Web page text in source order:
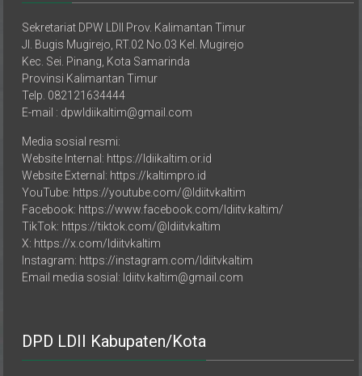
Jl. Bugis Mugirejo, RT.02 No.03 Kel. Mugirejo
Kec. Sei. Pinang, Kota Samarinda
Provinsi Kalimantan Timur
Telp. 082121634444
E-mail : dpwldiikaltim@gmail.com
Website Internal: https://ldiikaltim.or.id
Website External: https://kaltimpro.id
YouTube: https://youtube.com/@ldiitvkaltim
Facebook: https://www.facebook.com/ldiitv.kaltim/
TikTok: https://tiktok.com/@ldiitvkaltim
X: https://x.com/ldiitvkaltim
Instagram: https://instagram.com/ldiitvkaltim
Email media sosial: ldiitv.kaltim@gmail.com